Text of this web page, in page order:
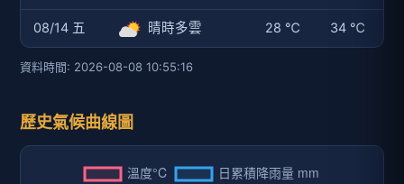
08/14 五 晴時多雲 28 ℃ 34 ℃
資料時間: 2026-08-08 10:55:16
歷史氣候曲線圖